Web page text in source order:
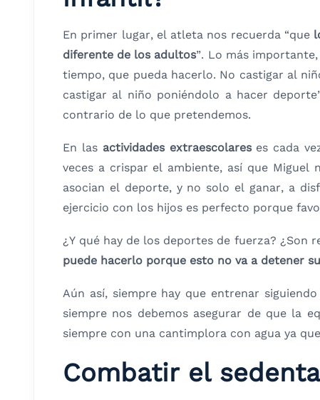
En primer lugar, el atleta nos recuerda “que
diferente de los adultos”. Lo más
tiempo, que pueda hacerlo. No castigar al
castigar al niño poniéndolo a hacer
contrario de lo que pretendemos.
En las actividades extraescolareses cada
veces a crispar el ambiente, así que Miguel
asocian el deporte, y no solo el ganar, a
ejercicio con los hijos es perfecto porque
¿Y qué hay de los deportes de fuerza? ¿Son
puede hacerlo porque esto no va a detener
Aún así, siempre hay que entrenar
siempre nos debemos asegurar de que la
siempre con una cantimplora con agua ya
Combatir el